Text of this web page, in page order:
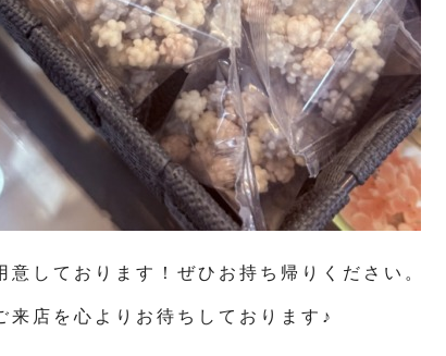
意しております！ぜひお持ち帰りください。
来店を心よりお待ちしております♪